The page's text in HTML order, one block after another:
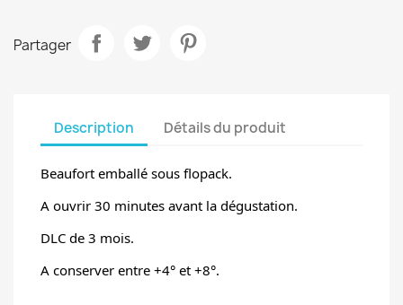
Partager
Description Détails du produit
Beaufort emballé sous flopack.
A ouvrir 30 minutes avant la dégustation.
DLC de 3 mois.
A conserver entre +4° et +8°.